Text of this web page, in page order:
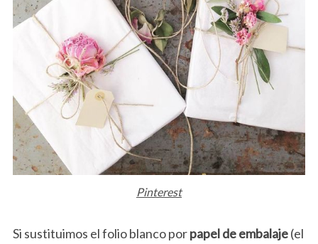
Pinterest
Si sustituimos el folio blanco porpapel de embalaje(el